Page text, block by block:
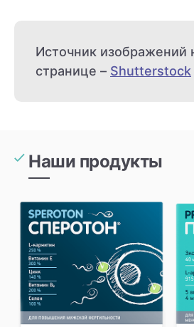
Источник изображений
странице – Shutterstock
Наши продукты